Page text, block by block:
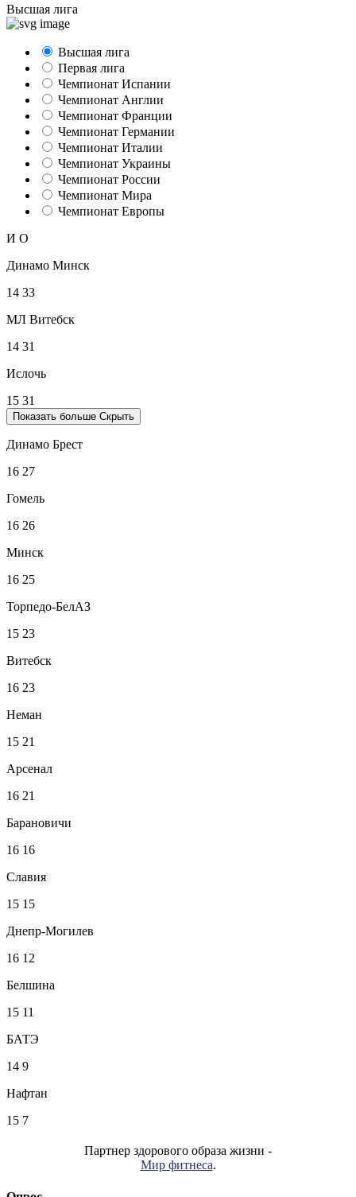
Высшая лига
Высшая лига
Первая лига
Чемпионат Испании
Чемпионат Англии
Чемпионат Франции
Чемпионат Германии
Чемпионат Италии
Чемпионат Украины
Чемпионат России
Чемпионат Мира
Чемпионат Европы
И О
Динамо Минск
14 33
МЛ Витебск
14 31
Ислочь
15 31
Показать больше Скрыть
Динамо Брест
16 27
Гомель
16 26
Минск
16 25
Торпедо-БелАЗ
15 23
Витебск
16 23
Неман
15 21
Арсенал
16 21
Барановичи
16 16
Славия
15 15
Днепр-Могилев
16 12
Белшина
15 11
БАТЭ
14 9
Нафтан
15 7
Партнер здорового образа жизни -
Мир фитнеса.